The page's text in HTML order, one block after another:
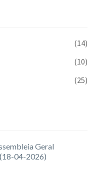
(14)
(10)
(25)
Geral
04-2026)